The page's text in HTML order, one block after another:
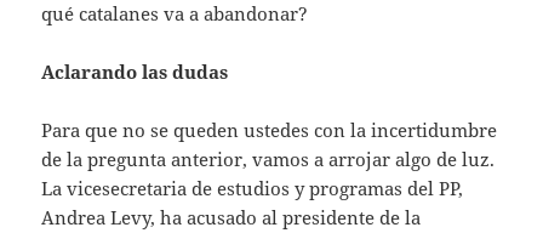
qué catalanes va a abandonar?
Aclarando las dudas
Para que no se queden ustedes con la incertidumbre
de la pregunta anterior, vamos a arrojar algo de luz.
La vicesecretaria de estudios y programas del PP,
Andrea Levy, ha acusado al presidente de la